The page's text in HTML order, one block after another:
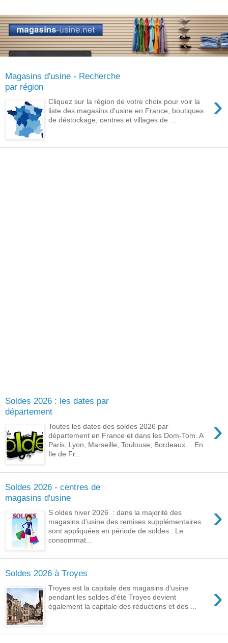
Magasins d'usine - Recherche
par région
›
Cliquez sur la région de votre choix pour voir la
liste des magasins d'usine en France, boutiques
de déstockage, centres et villages de ...
Soldes 2026 : les dates par
département
›
Toutes les dates des soldes 2026 par
département en France et dans les Dom-Tom. A
Paris, Lyon, Marseille, Toulouse, Bordeaux… En
Ile de Fr...
Soldes 2026 - centres de
magasins d'usine
›
S oldes hiver 2026 : dans la majorité des
magasins d’usine des remises supplémentaires
sont appliquées en période de soldes . Le
consommat...
Soldes 2026 à Troyes
›
Troyes est la capitale des magasins d'usine
pendant les soldes d'été Troyes devient
également la capitale des réductions et des ...